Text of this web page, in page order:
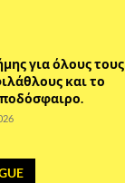
για όλους τους
και το